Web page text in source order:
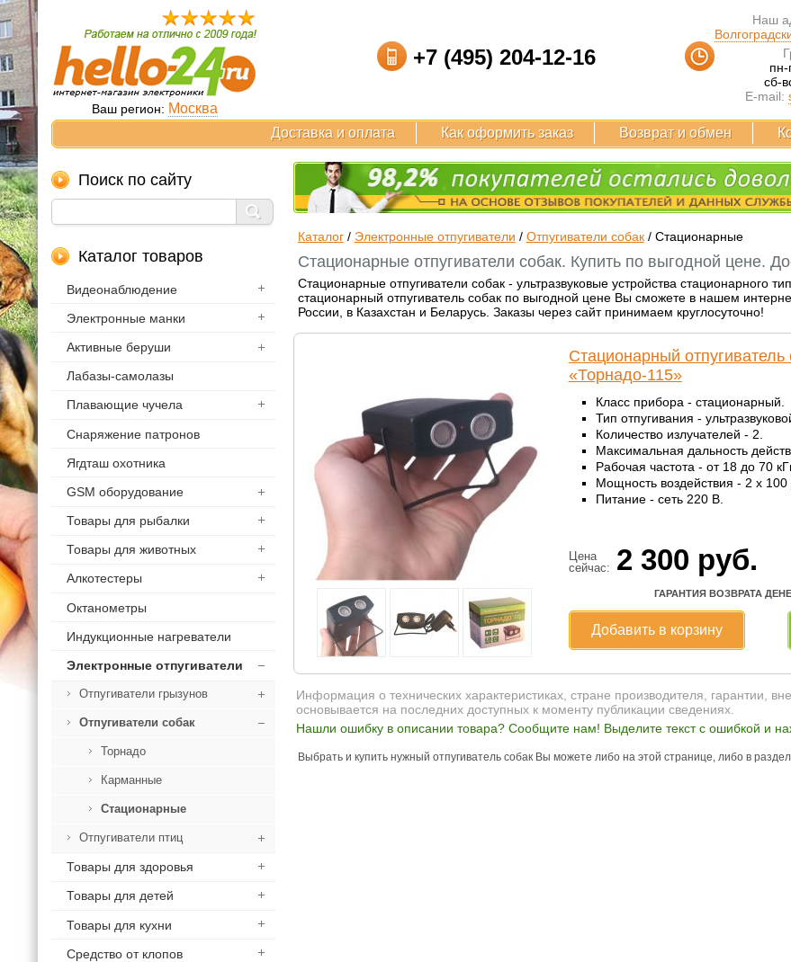
Ваш регион: Москва
+7 (495) 204-12-16
Наш
пн-
сб-
E-mail:
Доставка и оплата Как оформить заказ Возврат и обмен
Поиск по сайту
Каталог товаров
Видеонаблюдение
Электронные манки
Активные беруши
Лабазы-самолазы
Плавающие чучела
Снаряжение патронов
Ягдташ охотника
GSM оборудование
Товары для рыбалки
Товары для животных
Алкотестеры
Октанометры
Индукционные нагреватели
Электронные отпугиватели
Отпугиватели грызунов
Отпугиватели собак
Торнадо
Карманные
Стационарные
Отпугиватели птиц
Товары для здоровья
Товары для детей
Товары для кухни
Средство от клопов
Каталог/ Электронные отпугиватели / Отпугиватели собак/ Стационарные
Стационарные отпугиватели собак. Купить по выгодной цене.
Стационарные отпугиватели собак - ультразвуковые устройства стационарного
стационарный отпугиватель собак по выгодной цене Вы сможете в нашем
России, в Казахстан и Беларусь. Заказы через сайт принимаем круглосуточно!
Стационарный отпугиватель
«Торнадо-115»
Класс прибора - стационарный.
Тип отпугивания -
Количество излучателей - 2.
Максимальная дальность
Рабочая частота - от 18 до 70
Мощность воздействия - 2 x 100
Питание - сеть 220 В.
Цена
сейчас: 2 300 руб.
ГАРАНТИЯ ВОЗВРАТА
Добавить в корзину
Информация о технических характеристиках, стране производителя, гарантии,
основывается на последних доступных к моменту публикации сведениях.
Нашли ошибку в описании товара? Сообщите нам! Выделите текст с ошибкой и
Выбрать и купить нужный отпугиватель собак Вы можете либо на этой странице, либо в